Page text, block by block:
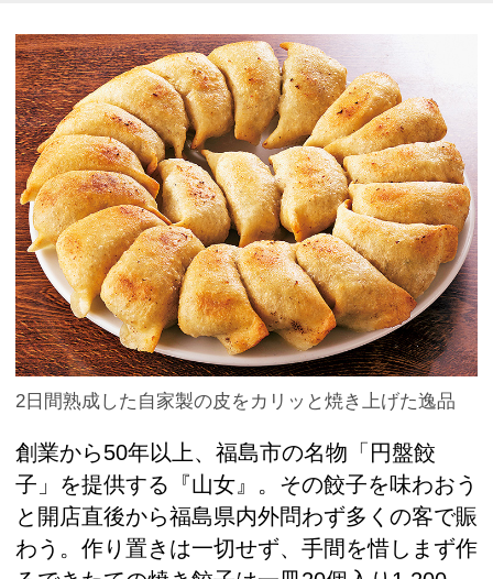
2日間熟成した自家製の皮をカリッと焼き上げた逸品
創業から50年以上、福島市の名物「円盤餃
子」を提供する『山女』。その餃子を味わおう
と開店直後から福島県内外問わず多くの客で賑
わう。作り置きは一切せず、手間を惜しまず作